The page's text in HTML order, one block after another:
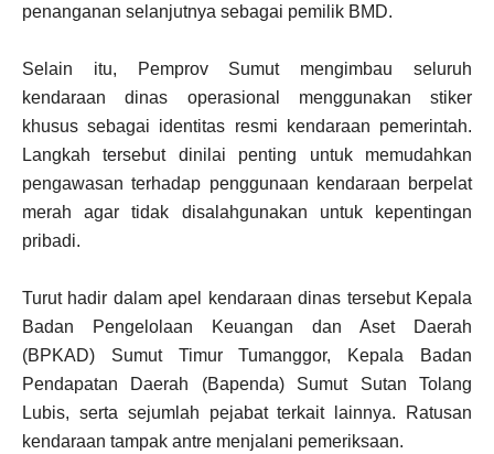
penanganan selanjutnya sebagai pemilik BMD.
Selain itu, Pemprov Sumut mengimbau seluruh
kendaraan dinas operasional menggunakan stiker
khusus sebagai identitas resmi kendaraan pemerintah.
Langkah tersebut dinilai penting untuk memudahkan
pengawasan terhadap penggunaan kendaraan berpelat
merah agar tidak disalahgunakan untuk kepentingan
pribadi.
Turut hadir dalam apel kendaraan dinas tersebut Kepala
Badan Pengelolaan Keuangan dan Aset Daerah
(BPKAD) Sumut Timur Tumanggor, Kepala Badan
Pendapatan Daerah (Bapenda) Sumut Sutan Tolang
Lubis, serta sejumlah pejabat terkait lainnya. Ratusan
kendaraan tampak antre menjalani pemeriksaan.